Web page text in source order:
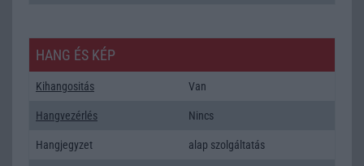
HANG ÉS KÉP
Kihangositás Van
Hangvezérlés Nincs
Hangjegyzet alap szolgáltatás